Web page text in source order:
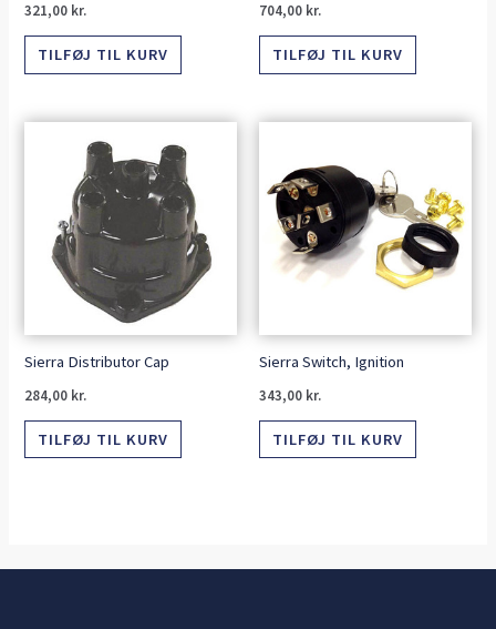
321,00 kr.
TILFØJ TIL KURV
704,00 kr.
TILFØJ TIL KURV
Sierra Distributor Cap
284,00 kr.
TILFØJ TIL KURV
Sierra Switch, Ignition
343,00 kr.
TILFØJ TIL KURV